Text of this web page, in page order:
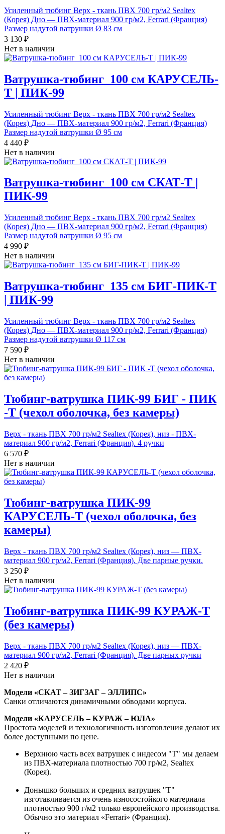
Усиленный тюбинг Верх - ткань ПВХ 700 гр/м2 Sealtex
(Корея) Дно — ПВХ-материал 900 гр/м2, Ferrari (Франция)
Размер надутой ватрушки Ø 83 см
3 130 ₽
Нет в наличии
Ватрушка-тюбинг_100 см КАРУСЕЛЬ-
Т | ПИК-99
Усиленный тюбинг Верх - ткань ПВХ 700 гр/м2 Sealtex
(Корея) Дно — ПВХ-материал 900 гр/м2, Ferrari (Франция)
Размер надутой ватрушки Ø 95 см
4 440 ₽
Нет в наличии
Ватрушка-тюбинг_100 см СКАТ-Т |
ПИК-99
Усиленный тюбинг Верх - ткань ПВХ 700 гр/м2 Sealtex
(Корея) Дно — ПВХ-материал 900 гр/м2, Ferrari (Франция)
Размер надутой ватрушки Ø 95 см
4 990 ₽
Нет в наличии
Ватрушка-тюбинг_135 см БИГ-ПИК-Т
| ПИК-99
Усиленный тюбинг Верх - ткань ПВХ 700 гр/м2 Sealtex
(Корея) Дно — ПВХ-материал 900 гр/м2, Ferrari (Франция)
Размер надутой ватрушки Ø 117 см
7 590 ₽
Нет в наличии
Тюбинг-ватрушка ПИК-99 БИГ - ПИК
-Т (чехол оболочка, без камеры)
Верх - ткань ПВХ 700 гр/м2 Sealtex (Корея), низ - ПВХ-
материал 900 гр/м2, Ferrari (Франция). 4 ручки
6 570 ₽
Нет в наличии
Тюбинг-ватрушка ПИК-99
КАРУСЕЛЬ-Т (чехол оболочка, без
камеры)
Верх - ткань ПВХ 700 гр/м2 Sealtex (Корея), низ — ПВХ-
материал 900 гр/м2, Ferrari (Франция). Две парные ручки.
3 250 ₽
Нет в наличии
Тюбинг-ватрушка ПИК-99 КУРАЖ-Т
(без камеры)
Верх - ткань ПВХ 700 гр/м2 Sealtex (Корея), низ — ПВХ-
материал 900 гр/м2, Ferrari (Франция). Две парных ручки
2 420 ₽
Нет в наличии
Модели «СКАТ – ЗИГЗАГ – ЭЛЛИПС»
Санки отличаются динамичными обводами корпуса.
Модели «КАРУСЕЛЬ – КУРАЖ – ЮЛА»
Простота моделей и технологичность изготовления делают их
более доступными по цене.
Верхнюю часть всех ватрушек с индесом "Т" мы делаем
из ПВХ-материала плотностью 700 гр/м2, Sealtex
(Корея).
Донышко больших и средних ватрушек "Т"
изготавливается из очень износостойкого материала
плотностью 900 г/м2 только европейского производства.
Обычно это материал «Ferrari» (Франция).